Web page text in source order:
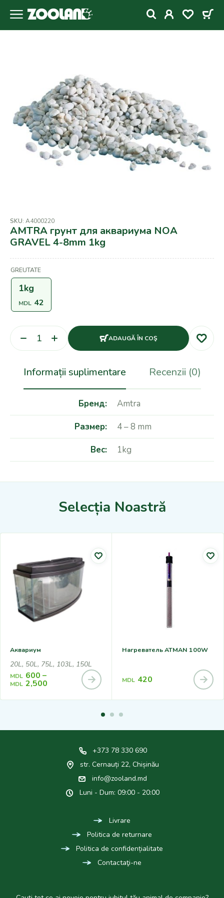
SKU: A4000220
AMTRA грунт для аквариума NOA
GRAVEL 4-8mm 1kg
GREUTATE
1kg
MDL 42
ADAUGĂ ÎN COŞ
Informații suplimentare Recenzii (0)
Бренд
Amtra
Размер
4 – 8 mm
Вес
1kg
Selecția Noastră
Аквариум
20L, 50L, 75L, 103L, 150L
MDL 600 –
MDL 2,500
Нагреватель ATMAN 100W
MDL 420
+373 78 330 690
str. Cernauți 22, Chișinău
info@zooland.md
Luni - Dum: 09:00 - 20:00
Livrare
Politica de returnare
Politica de confidențialitate
Contactaţi-ne